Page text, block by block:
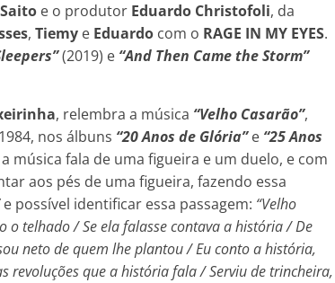
e o produtor Eduardo Christofoli, da
, Tiemy e Eduardo com o RAGE IN MY EYES.
(2019) e “And Then Came the Storm”
, relembra a música “Velho Casarão”,
nos álbuns “20 Anos de Glória”e “25 Anos
a música fala de uma figueira e um duelo, e com
aos pés de uma figueira, fazendo essa
e possível identificar essa passagem: “Velho
telhado / Se ela falasse contava a história / De
neto de quem lhe plantou / Eu conto a história,
revoluções que a história fala / Serviu de trincheira,